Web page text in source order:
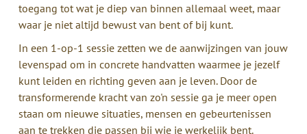
toegang tot wat je diep van binnen allemaal weet, maar
waar je niet altijd bewust van bent of bij kunt.
In een 1-op-1 sessie zetten we de aanwijzingen van jouw
levenspad om in concrete handvatten waarmee je jezelf
kunt leiden en richting geven aan je leven. Door de
transformerende kracht van zo'n sessie ga je meer open
staan om nieuwe situaties, mensen en gebeurtenissen
aan te trekken die passen bij wie je werkelijk bent.